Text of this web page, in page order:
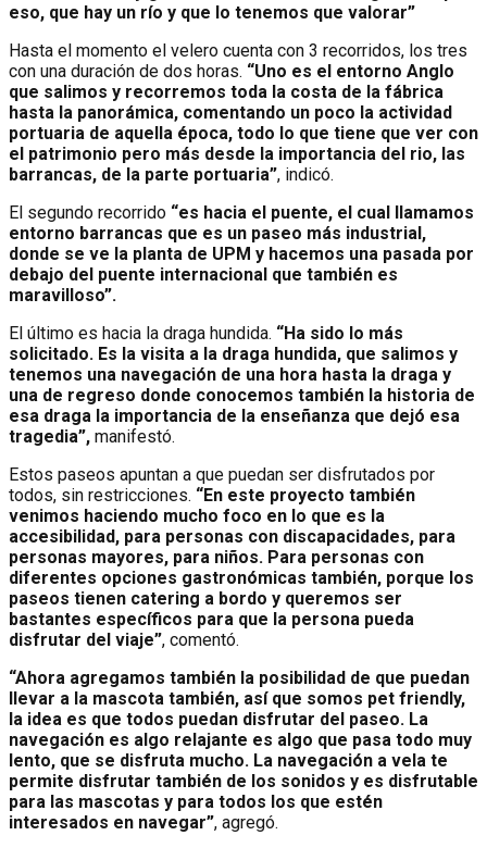
eso, que hay un río y que lo tenemos que valorar”
Hasta el momento el velero cuenta con 3 recorridos, los tres
con una duración de dos horas. “Uno es el entorno Anglo
que salimos y recorremos toda la costa de la fábrica
hasta la panorámica, comentando un poco la actividad
portuaria de aquella época, todo lo que tiene que ver con
el patrimonio pero más desde la importancia del rio, las
barrancas, de la parte portuaria”, indicó.
El segundo recorrido “es hacia el puente, el cual llamamos
entorno barrancas que es un paseo más industrial,
donde se ve la planta de UPM y hacemos una pasada por
debajo del puente internacional que también es
maravilloso”.
El último es hacia la draga hundida. “Ha sido lo más
solicitado. Es la visita a la draga hundida, que salimos y
tenemos una navegación de una hora hasta la draga y
una de regreso donde conocemos también la historia de
esa draga la importancia de la enseñanza que dejó esa
tragedia”, manifestó.
Estos paseos apuntan a que puedan ser disfrutados por
todos, sin restricciones. “En este proyecto también
venimos haciendo mucho foco en lo que es la
accesibilidad, para personas con discapacidades, para
personas mayores, para niños. Para personas con
diferentes opciones gastronómicas también, porque los
paseos tienen catering a bordo y queremos ser
bastantes específicos para que la persona pueda
disfrutar del viaje”, comentó.
“Ahora agregamos también la posibilidad de que puedan
llevar a la mascota también, así que somos pet friendly,
la idea es que todos puedan disfrutar del paseo. La
navegación es algo relajante es algo que pasa todo muy
lento, que se disfruta mucho. La navegación a vela te
permite disfrutar también de los sonidos y es disfrutable
para las mascotas y para todos los que estén
interesados en navegar”, agregó.